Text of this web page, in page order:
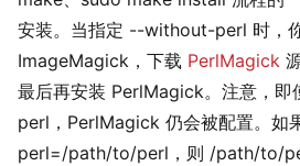
安装。当指定 --without-perl 时，
ImageMagick，下载 PerlMagick
最后再安装 PerlMagick。注意，
perl，PerlMagick 仍会被配置。如
perl=/path/to/perl，则 /path/to/